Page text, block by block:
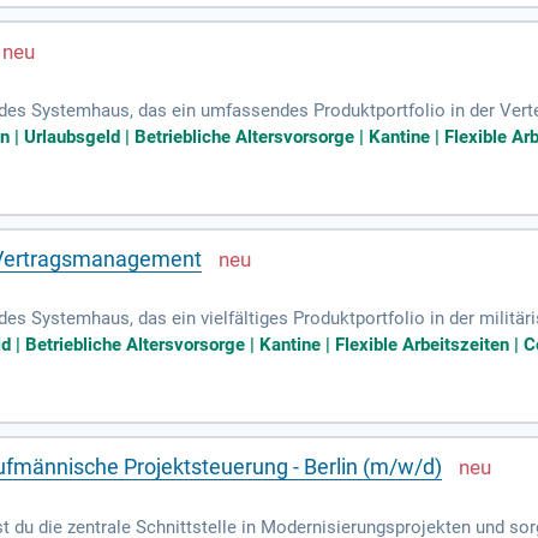
dynamischen Teams im Bereich Technische
Systemhaus, das ein umfassendes Produktportfolio in der
Radfahrzeuge und Artilleriesysteme sowie
der Konsolidierung militärischer Landsysteme in Europa. Wir
Expertise erstreckt sich über den gesamten
| Urlaubsgeld | Betriebliche Altersvorsorge | Kantine | Flexible
Systemhaus, das ein vielfältiges Produktportfolio in der
hochgeschützte Radfahrzeuge, Artilleriesysteme und
der europäischen Militärindustrie. Wir bieten
Kalkulationen. Verbinden Sie Innovation mit Tradition und
| Betriebliche Altersvorsorge | Kantine | Flexible Arbeitszeiten |
Projektsteuerung - Berlin (m/w/d)
die zentrale Schnittstelle in Modernisierungsprojekten und